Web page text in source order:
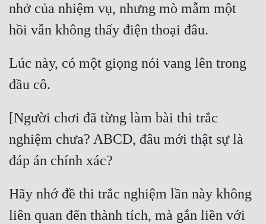
Phản Phái
Quan Trường
Quân Sự
Sảng Văn
Thanh Xuân
Tiểu Thuyết
nhở của nhiệm vụ, nhưng mò mẫm một
Lúc này, có một giọng nói vang lên trong
[Người chơi đã từng làm bài thi trắc
nghiệm chưa? ABCD, đâu mới thật sự là
Hãy nhớ đề thi trắc nghiệm lần này không
liên quan đến thành tích, mà gắn liền với